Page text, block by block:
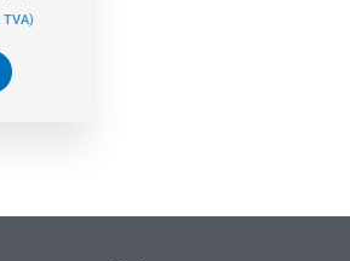
TVA)